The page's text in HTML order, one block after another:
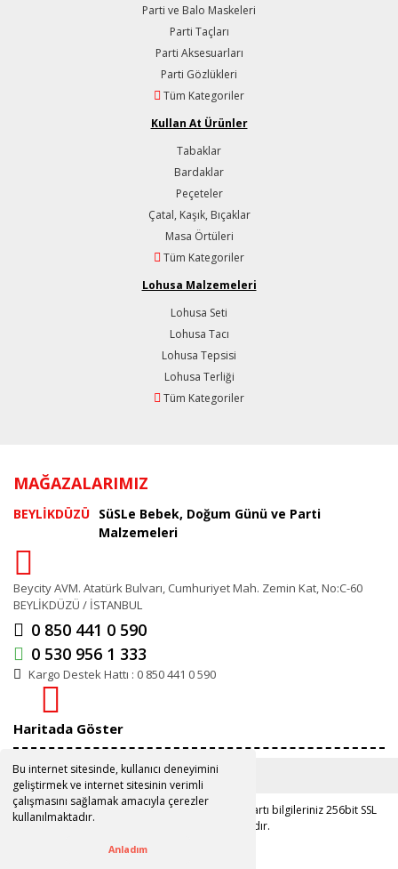
Bu internet sitesinde, kullanıcı deneyimini
geliştirmek ve internet sitesinin verimli
çalışmasını sağlamak amacıyla çerezler
kullanılmaktadır.
Anladım
Parti ve Balo Maskeleri
Parti Taçları
Parti Aksesuarları
Parti Gözlükleri
Tüm Kategoriler
Kullan At Ürünler
Tabaklar
Bardaklar
Peçeteler
Çatal, Kaşık, Bıçaklar
Masa Örtüleri
Tüm Kategoriler
Lohusa Malzemeleri
Lohusa Seti
Lohusa Tacı
Lohusa Tepsisi
Lohusa Terliği
Tüm Kategoriler
MAĞAZALARIMIZ
BEYLİKDÜZÜ SüSLe Bebek, Doğum Günü ve Parti
Malzemeleri
Beycity AVM. Atatürk Bulvarı, Cumhuriyet Mah. Zemin Kat, No:C-60
BEYLİKDÜZÜ / İSTANBUL
0 850 441 0 590
0 530 956 1 333
Kargo Destek Hattı : 0 850 441 0 590
Haritada Göster
Copyright 2019 ©www.susle.com.tr
Kredi kartı bilgileriniz 256bit SSL
sertifikası ile korunmaktadır.